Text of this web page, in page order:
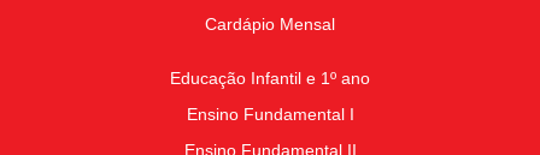
Cardápio Mensal
Educação Infantil e 1º ano
Ensino Fundamental I
Ensino Fundamental II